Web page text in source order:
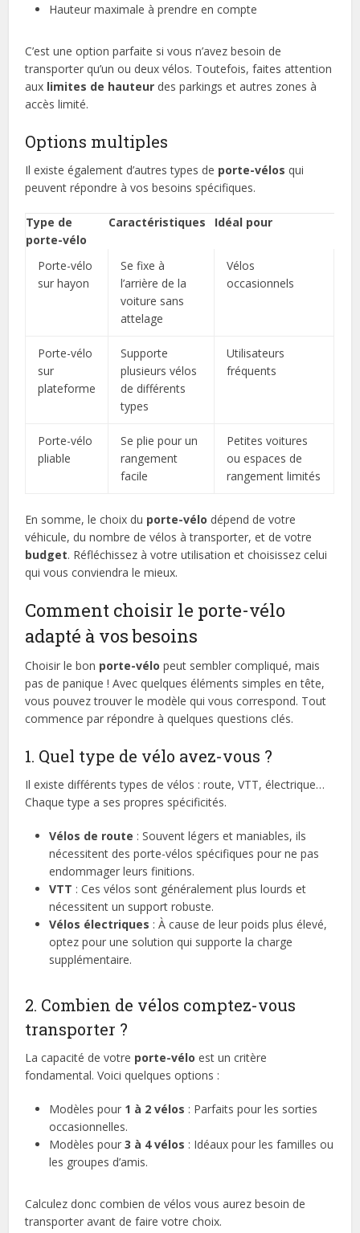
Hauteur maximale à prendre en compte
C’est une option parfaite si vous n’avez besoin de
transporter qu’un ou deux vélos. Toutefois, faites attention
aux limites de hauteur des parkings et autres zones à
accès limité.
Options multiples
Il existe également d’autres types de porte-vélos qui
peuvent répondre à vos besoins spécifiques.
Type de
porte-vélo
Caractéristiques Idéal pour
Porte-vélo
sur hayon
Se fixe à
l’arrière de la
voiture sans
attelage
Vélos
occasionnels
Porte-vélo
sur
plateforme
Supporte
plusieurs vélos
de différents
types
Utilisateurs
fréquents
Porte-vélo
pliable
Se plie pour un
rangement
facile
Petites voitures
ou espaces de
rangement limités
En somme, le choix du porte-vélo dépend de votre
véhicule, du nombre de vélos à transporter, et de votre
budget. Réfléchissez à votre utilisation et choisissez celui
qui vous conviendra le mieux.
Comment choisir le porte-vélo
adapté à vos besoins
Choisir le bon porte-vélo peut sembler compliqué, mais
pas de panique ! Avec quelques éléments simples en tête,
vous pouvez trouver le modèle qui vous correspond. Tout
commence par répondre à quelques questions clés.
1. Quel type de vélo avez-vous ?
Il existe différents types de vélos : route, VTT, électrique…
Chaque type a ses propres spécificités.
Vélos de route : Souvent légers et maniables, ils
nécessitent des porte-vélos spécifiques pour ne pas
endommager leurs finitions.
VTT : Ces vélos sont généralement plus lourds et
nécessitent un support robuste.
Vélos électriques : À cause de leur poids plus élevé,
optez pour une solution qui supporte la charge
supplémentaire.
2. Combien de vélos comptez-vous
transporter ?
La capacité de votre porte-vélo est un critère
fondamental. Voici quelques options :
Modèles pour 1 à 2 vélos : Parfaits pour les sorties
occasionnelles.
Modèles pour3 à 4 vélos : Idéaux pour les familles ou
les groupes d’amis.
Calculez donc combien de vélos vous aurez besoin de
transporter avant de faire votre choix.